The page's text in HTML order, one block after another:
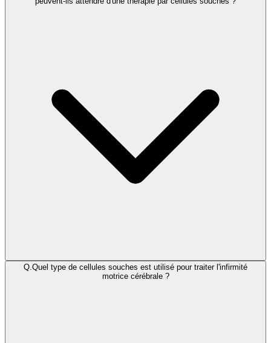
Q. Quel type de cellules souches est utilisé pour traiter l'infirmité
motrice cérébrale ?